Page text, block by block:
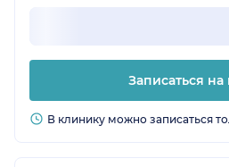
Записаться
В клинику можно записаться